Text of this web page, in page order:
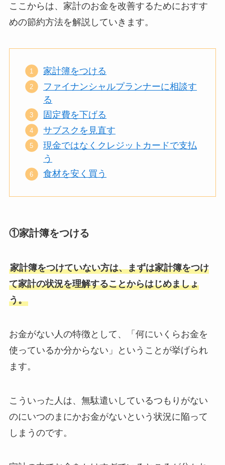
ここからは、家計のお金を改善するためにおすす
めの節約方法を解説していきます。
家計簿をつける
ファイナンシャルプランナーに相談す
る
固定費を下げる
サブスクを見直す
現金ではなくクレジットカードで支払
う
食材を安く買う
①家計簿をつける
家計簿をつけていない方は、まずは家計簿をつけ
て家計の状況を理解することからはじめましょ
う。
お金がない人の特徴として、「何にいくらお金を
使っているか分からない」ということが挙げられ
ます。
こういった人は、無駄遣いしているつもりがない
のにいつのまにかお金がないという状況に陥って
しまうのです。